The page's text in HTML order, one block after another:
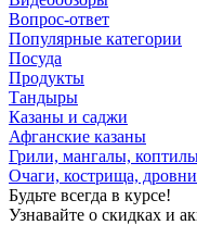
Вопрос-ответ
Популярные категории
Посуда
Продукты
Тандыры
Казаны и саджи
Афганские казаны
Грили, мангалы,
Очаги, кострища,
Будьте всегда в курсе!
Узнавайте о скидках и